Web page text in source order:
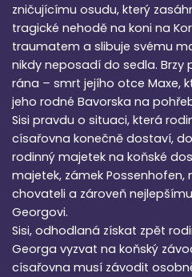
zničujícímu osudu, který
tragické nehodě na koni na
traumatem a slibuje svému
nikdy neposadí do sedla. Brzy
rána – smrt jejího otce Maxe,
jeho rodné Bavorska na
Sisi pravdu o situaci, která
císařovna konečně dostaví,
rodinný majetek na koňské
majetek, zámek Possenhofen,
chovateli a zároveň
Georgovi.
Sisi, odhodlaná získat zpět
Georga vyzvat na koňský
císařovna musí závodit